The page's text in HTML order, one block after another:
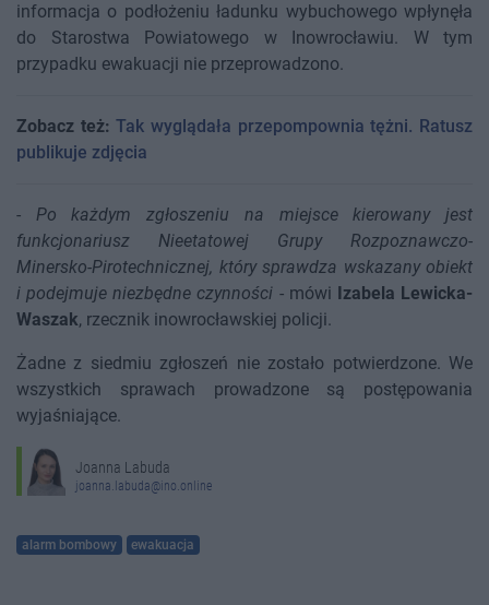
informacja o podłożeniu ładunku wybuchowego wpłynęła
do Starostwa Powiatowego w Inowrocławiu. W tym
przypadku ewakuacji nie przeprowadzono.
Zobacz też: Tak wyglądała przepompownia tężni. Ratusz
publikuje zdjęcia
- Po każdym zgłoszeniu na miejsce kierowany jest
funkcjonariusz Nieetatowej Grupy Rozpoznawczo-
Minersko-Pirotechnicznej, który sprawdza wskazany obiekt
i podejmuje niezbędne czynności - mówi Izabela Lewicka-
Waszak, rzecznik inowrocławskiej policji.
Żadne z siedmiu zgłoszeń nie zostało potwierdzone. We
wszystkich sprawach prowadzone są postępowania
wyjaśniające.
Joanna Labuda
joanna.labuda@ino.online
alarm bombowy ewakuacja